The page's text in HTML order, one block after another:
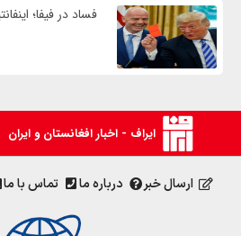
فساد در فیفا؛
ایراف - اخبار افغانستان و ایران
ارسال خبر درباره ما تماس با ما